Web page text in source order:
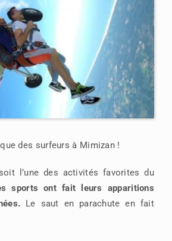
des surfeurs à Mimizan !
l’une des activités favorites du
sports ont fait leurs apparitions
Le saut en parachute en fait